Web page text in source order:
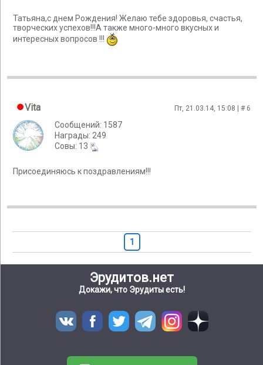
Татьяна,с днем Рождения! Желаю тебе здоровья, счастья,
творческих успехов!!!А также много-много вкусных и
интересных вопросов !!!
Vita Пт, 21.03.14, 15:08 | # 6
Сообщений: 1587
Награды: 249
Cовы: 13
Присоединяюсь к поздравлениям!!!
1
Эрудитов.нет
Докажи, что Эрудиты есть!